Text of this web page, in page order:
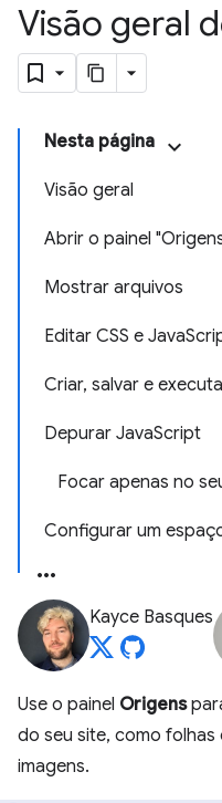
Visão geral
Nesta página
Visão geral
Abrir o painel
Mostrar arquivos
Editar CSS e
Criar, salvar e
Depurar JavaScript
Focar apenas no
Configurar um
Kayce Basques
Use o painel Origens
do seu site, como folhas
imagens.